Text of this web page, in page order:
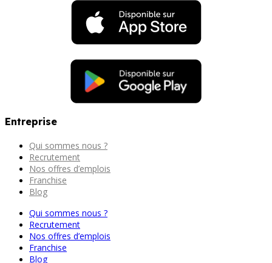
Entreprise
Qui sommes nous ?
Recrutement
Nos offres d’emplois
Franchise
Blog
Qui sommes nous ?
Recrutement
Nos offres d’emplois
Franchise
Blog